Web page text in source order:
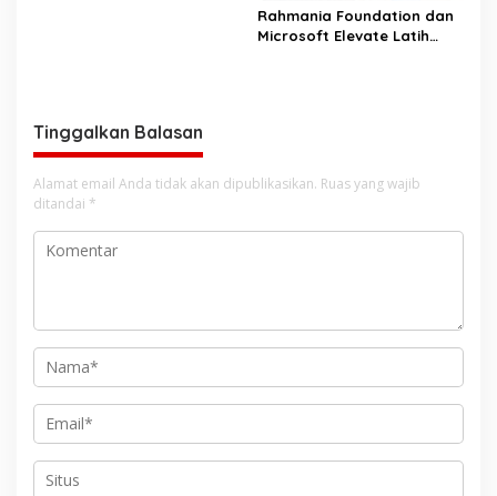
Rahmania Foundation dan
Microsoft Elevate Latih
Tinggalkan Balasan
Alamat email Anda tidak akan dipublikasikan. Ruas yang wajib
ditandai *